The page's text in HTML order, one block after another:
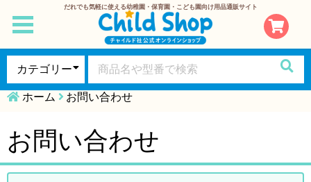
だれでも気軽に使える幼稚園・保育園・こども園向け用品通販サイト
toggle
navigation
ホーム お問い合わせ
お問い合わせ